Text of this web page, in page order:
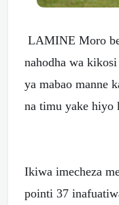
LAMINE Moro
nahodha wa
ya mabao manne
na timu yake hiyo
Ikiwa imecheza
pointi 37